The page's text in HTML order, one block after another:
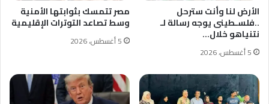
الأرض لنا وأنت سترحل
..فلسـطينى يوجه رسالة لـ
نتنياهو خلال…
5 أغسطس، 2026
مصر تتمسك بثوابتها الأمنية
وسط تصاعد التوترات الإقليمية
5 أغسطس، 2026